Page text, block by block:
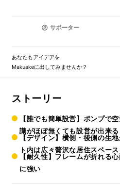
サポーター
あなたもアイデアを
Makuakeに出してみませんか？
ストーリー
【誰でも簡単設営】ポンプで
識がほぼ無くても設営が出来る
【デザイン】横側・後側の生
ト内は広々贅沢な居住スペース
【耐久性】フレームが折れる
に強い